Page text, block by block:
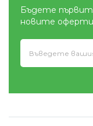
Бъдете
новите